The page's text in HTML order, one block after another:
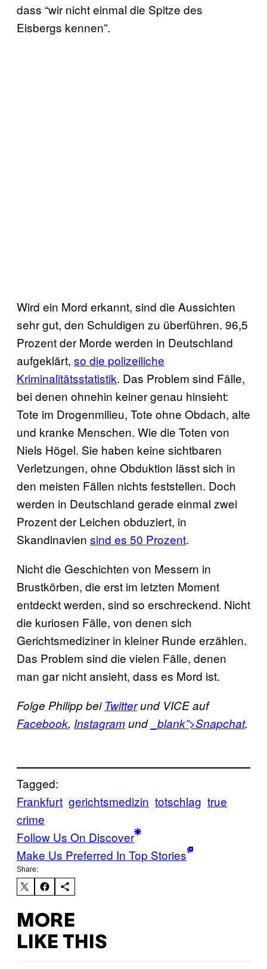
dass “wir nicht einmal die Spitze des
Eisbergs kennen”.
Wird ein Mord erkannt, sind die Aussichten
sehr gut, den Schuldigen zu überführen. 96,5
Prozent der Morde werden in Deutschland
aufgeklärt, so die polizeiliche
Kriminalitätsstatistik. Das Problem sind Fälle,
bei denen ohnehin keiner genau hinsieht:
Tote im Drogenmilieu, Tote ohne Obdach, alte
und kranke Menschen. Wie die Toten von
Niels Högel. Sie haben keine sichtbaren
Verletzungen, ohne Obduktion lässt sich in
den meisten Fällen nichts feststellen. Doch
werden in Deutschland gerade einmal zwei
Prozent der Leichen obduziert, in
Skandinavien sind es 50 Prozent.
Nicht die Geschichten von Messern in
Brustkörben, die erst im letzten Moment
entdeckt werden, sind so erschreckend. Nicht
die kuriosen Fälle, von denen sich
Gerichtsmediziner in kleiner Runde erzählen.
Das Problem sind die vielen Fälle, denen
man gar nicht ansieht, dass es Mord ist.
Folge Philipp bei Twitterund VICE auf
Facebook, Instagramund _blank”>Snapchat.
Tagged:
Frankfurt gerichtsmedizin totschlag true
crime
Follow Us On Discover
Make Us Preferred In Top Stories
Share:
MORE
LIKE THIS